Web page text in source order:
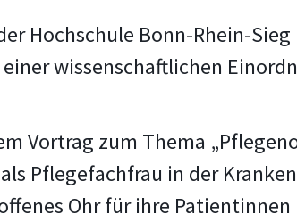
Hochschule Bonn-Rhein-
wissenschaftlichen
Vortrag zum Thema
Pflegefachfrau in der
Ohr für ihre